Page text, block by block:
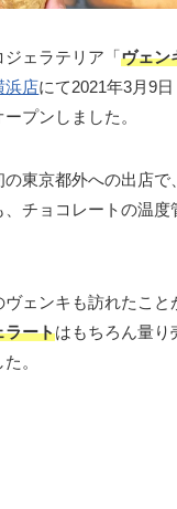
ジェラテリア「ヴェン
浜店にて2021年3月9
プンしました。
東京都外への出店で
チョコレートの温度
ヴェンキも訪れたこと
ラートはもちろん量り
。